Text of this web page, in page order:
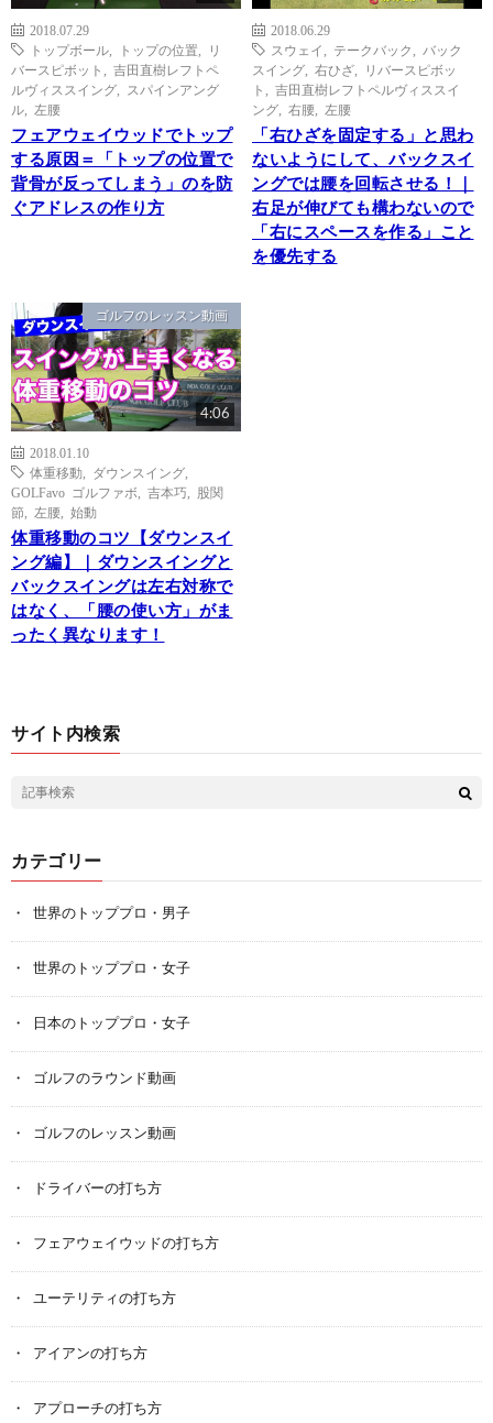
2018.07.29
トップボール
トップの位置
リ
バースピボット
吉田直樹レフトペ
ルヴィススイング
スパインアング
ル
左腰
フェアウェイウッドでトップ
する原因＝「トップの位置で
背骨が反ってしまう」のを防
ぐアドレスの作り方
2018.06.29
スウェイ
テークバック
バック
スイング
右ひざ
リバースピボッ
ト
吉田直樹レフトペルヴィススイ
ング
右腰 左腰
「右ひざを固定する」と思わ
ないようにして、バックスイ
ングでは腰を回転させる！｜
右足が伸びても構わないので
「右にスペースを作る」こと
を優先する
ゴルフのレッスン動画
4:06
2018.01.10
体重移動
ダウンスイング
GOLFavo ゴルファボ
吉本巧
股関
節
左腰 始動
体重移動のコツ【ダウンスイ
ング編】｜ダウンスイングと
バックスイングは左右対称で
はなく、「腰の使い方」がま
ったく異なります！
サイト内検索
カテゴリー
世界のトッププロ・男子
世界のトッププロ・女子
日本のトッププロ・女子
ゴルフのラウンド動画
ゴルフのレッスン動画
ドライバーの打ち方
フェアウェイウッドの打ち方
ユーテリティの打ち方
アイアンの打ち方
アプローチの打ち方